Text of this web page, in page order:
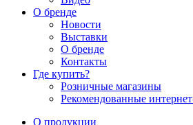
О бренде
Новости
Выставки
О бренде
Контакты
Где купить?
Розничные магазины
Рекомендованные
О продукции